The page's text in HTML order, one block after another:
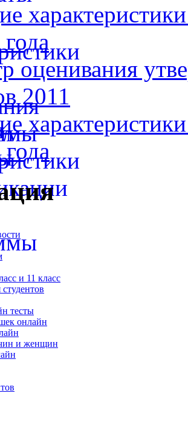
оценивания
2011
и 11 класс
тесты
онлайн
и женщин